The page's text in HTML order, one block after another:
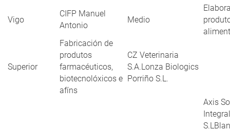
Vigo
CIFP Manuel
Antonio
Medio
Superior
Fabricación de
produtos
farmacéuticos,
biotecnolóxicos e
afíns
CZ Veterinaria
S.A.Lonza Biologics
Porriño S.L.
Axis